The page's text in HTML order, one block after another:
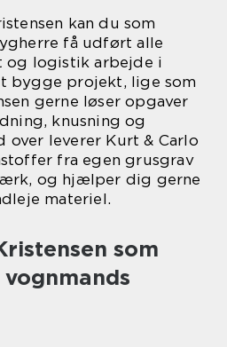
kan du som
få udført alle
og logistik arbejde i
bygge projekt, lige som
gerne løser opgaver
knusning og
leverer Kurt & Carlo
fra egen grusgrav
og hjælper dig gerne
materiel.
som